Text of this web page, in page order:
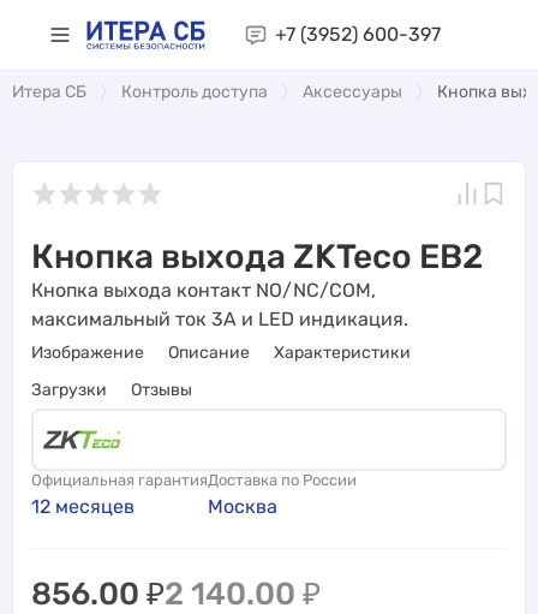
+7 (3952) 600-397
Итера СБ Контроль доступа Аксессуары Кнопка
Кнопка выхода ZKTeco EB2
Кнопка выхода контакт NO/NC/COM,
максимальный ток 3A и LED индикация.
Изображение Описание
Характеристики
Загрузки
Отзывы
Официальная гарантия
12 месяцев
Доставка по России
Москва
856.00 ₽2 140.00 ₽